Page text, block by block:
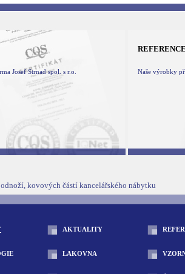
Josef Strnad spol. s r.o.
Naše výrobky
kovových částí kancelářského nábytku
AKTUALITY
LAKOVNA